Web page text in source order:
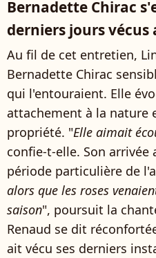
Bernadette Chirac
derniers jours vécus
Au fil de cet entretien,
Bernadette Chirac
qui l'entouraient. Elle
attachement à la nature
propriété. "Elle aimait
confie-t-elle. Son arrivée
période particulière de
alors que les roses
saison", poursuit la
Renaud se dit
ait vécu ses derniers